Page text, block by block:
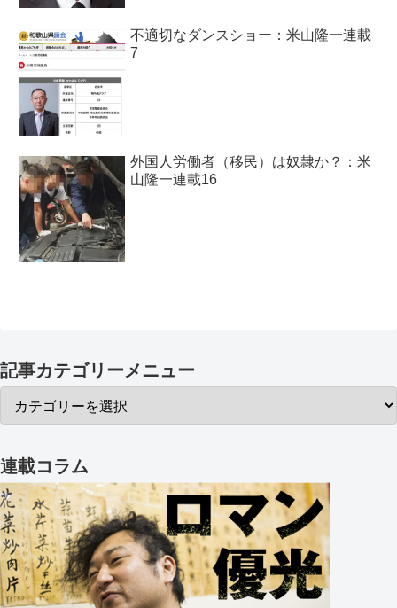
不適切なダンスショー：米山隆一連載
7
外国人労働者（移民）は奴隷か？：米
山隆一連載16
記事カテゴリーメニュー
連載コラム